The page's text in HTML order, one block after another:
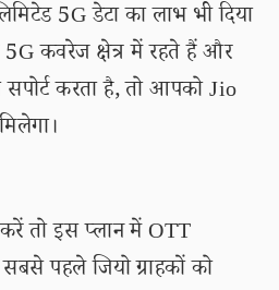
5G डेटा का लाभ भी दिया
कवरेज क्षेत्र में रहते हैं और
करता है, तो आपको Jio
तो इस प्लान में OTT
पहले जियो ग्राहकों को